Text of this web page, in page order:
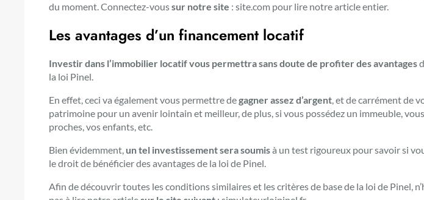
du moment. Connectez-voussur notre site : site.com pour lire notre article entier.
Les avantages d’un financement locatif
Investir dans l’immobilier locatif vous permettra sans doute de profiter des avantages
la loi Pinel.
En effet, ceci va également vous permettre degagner assez d’argent, et de carrément de
patrimoine pour un avenir lointain et meilleur, de plus, si vous possédez un immeuble,
proches, vos enfants, etc.
Bien évidemment, un tel investissement sera soumisà un test rigoureux pour savoir si
le droit de bénéficier des avantages de la loi de Pinel.
Afin de découvrir toutes les conditions similaires et les critères de base de la loi de Pinel,